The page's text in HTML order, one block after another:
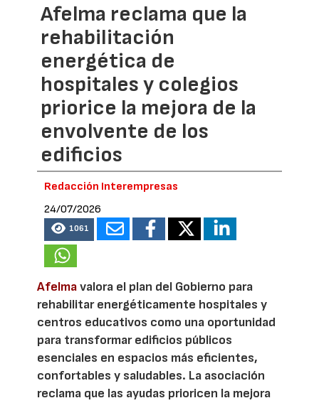
Afelma reclama que la
rehabilitación
energética de
hospitales y colegios
priorice la mejora de la
envolvente de los
edificios
Redacción Interempresas
24/07/2026
1061
Afelmavalora el plan del Gobierno para
rehabilitar energéticamente hospitales y
centros educativos como una oportunidad
para transformar edificios públicos
esenciales en espacios más eficientes,
confortables y saludables. La asociación
reclama que las ayudas prioricen la mejora